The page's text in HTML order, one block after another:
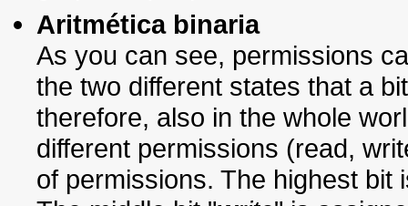
Aritmética binaria
As you can see, permissions
the two different states that a
therefore, also in the whole
different permissions (read,
of permissions. The highest bit